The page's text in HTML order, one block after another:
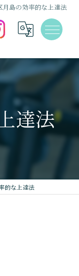
月島の効率的な上達法
達法
的な上達法